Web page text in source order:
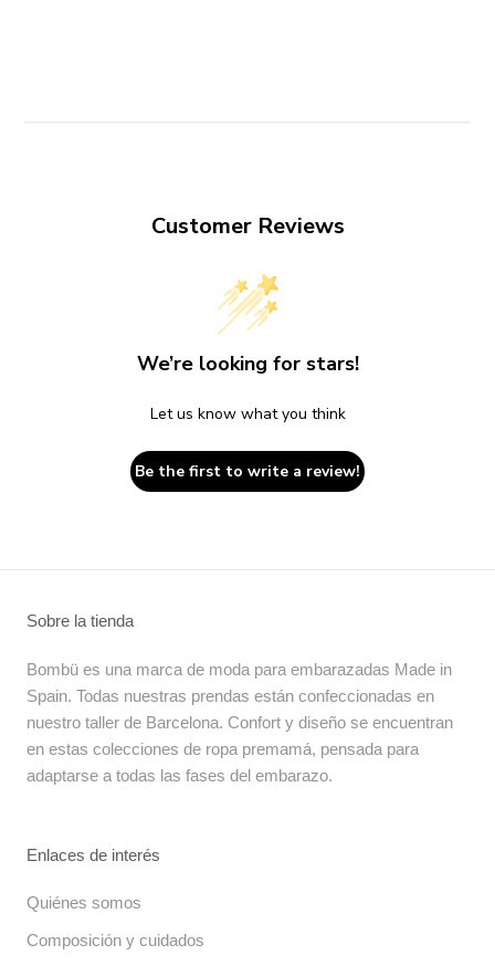
Customer Reviews
We’re looking for stars!
Let us know what you think
Be the first to write a review!
Sobre la tienda
Bombü es una marca de moda para embarazadas Made in
Spain. Todas nuestras prendas están confeccionadas en
nuestro taller de Barcelona. Confort y diseño se encuentran
en estas colecciones de ropa premamá, pensada para
adaptarse a todas las fases del embarazo.
Enlaces de interés
Quiénes somos
Composición y cuidados